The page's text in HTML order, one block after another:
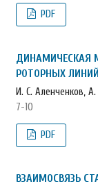
PDF
ДИНАМИЧЕСКАЯ
РОТОРНЫХ ЛИНИЙ
И. С. Аленченков,
7-10
PDF
ВЗАИМОСВЯЗЬ